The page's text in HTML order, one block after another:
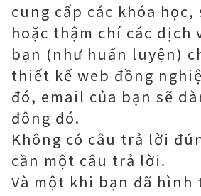
cung cấp các khóa học,
hoặc thậm chí các dịch
bạn (như huấn luyện)
thiết kế web đồng
đó, email của bạn sẽ
đông đó.
Không có câu trả lời
cần một câu trả lời.
Và một khi bạn đã hình